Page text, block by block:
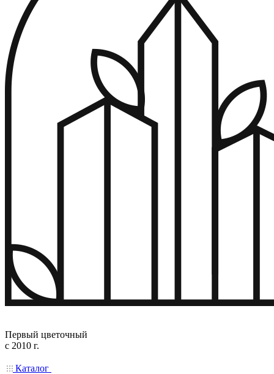
Первый цветочный
с 2010 г.
Каталог